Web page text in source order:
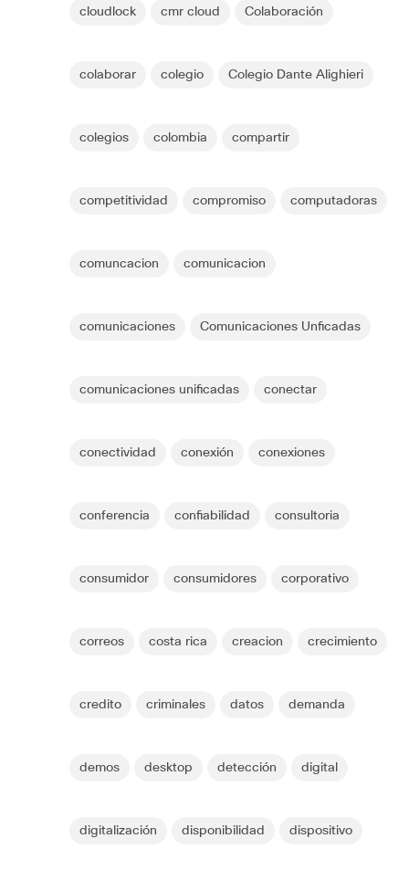
cloudlock cmr cloud Colaboración
colaborar colegio Colegio Dante Alighieri
colegios colombia compartir
competitividad compromiso computadoras
comuncacion comunicacion
comunicaciones Comunicaciones Unficadas
comunicaciones unificadas conectar
conectividad conexión conexiones
conferencia confiabilidad consultoria
consumidor consumidores corporativo
correos costa rica creacion crecimiento
credito criminales datos demanda
demos desktop detección digital
digitalización disponibilidad dispositivo